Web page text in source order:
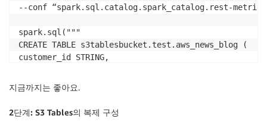
--conf “spark.sql.catalog.spark_catalog.rest-
spark.sql("""
CREATE TABLE s3tablesbucket.test.aws_news_blog (
customer_id STRING,
) USING iceberg
""")
spark.sql("INSERT INTO
지금까지는 좋아요.
2단계: S3 Tables의 복제 구성